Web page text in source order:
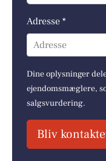
Adresse *
Adresse
Dine oplysninger
ejendomsmæglere,
salgsvurdering.
Bliv